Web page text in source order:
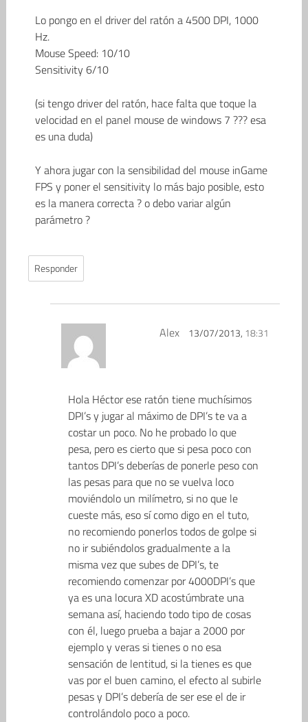
Lo pongo en el driver del ratón a 4500 DPI, 1000
Hz.
Mouse Speed: 10/10
Sensitivity 6/10
(si tengo driver del ratón, hace falta que toque la
velocidad en el panel mouse de windows 7 ??? esa
es una duda)
Y ahora jugar con la sensibilidad del mouse inGame
FPS y poner el sensitivity lo más bajo posible, esto
es la manera correcta ? o debo variar algún
parámetro ?
Responder
Alex 13/07/2013, 18:31
Hola Héctor ese ratón tiene muchísimos
DPI’s y jugar al máximo de DPI’s te va a
costar un poco. No he probado lo que
pesa, pero es cierto que si pesa poco con
tantos DPI’s deberías de ponerle peso con
las pesas para que no se vuelva loco
moviéndolo un milímetro, si no que le
cueste más, eso sí como digo en el tuto,
no recomiendo ponerlos todos de golpe si
no ir subiéndolos gradualmente a la
misma vez que subes de DPI’s, te
recomiendo comenzar por 4000DPI’s que
ya es una locura XD acostúmbrate una
semana así, haciendo todo tipo de cosas
con él, luego prueba a bajar a 2000 por
ejemplo y veras si tienes o no esa
sensación de lentitud, si la tienes es que
vas por el buen camino, el efecto al subirle
pesas y DPI’s debería de ser ese el de ir
controlándolo poco a poco.